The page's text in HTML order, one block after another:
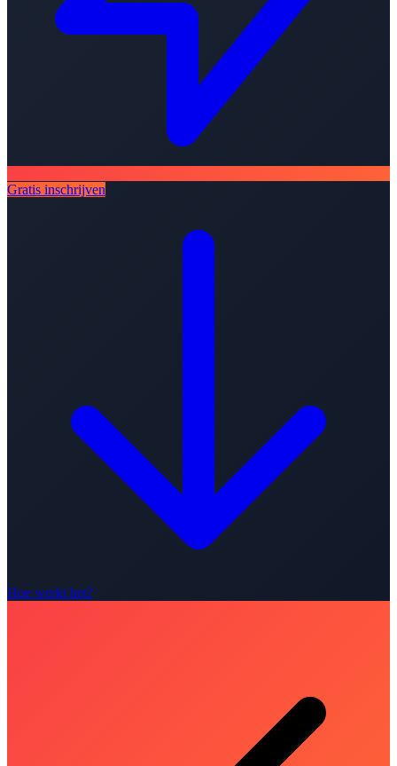
Gratis inschrijven
Hoe werkt het?